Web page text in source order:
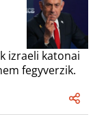
izraeli katonai
fegyverzik.